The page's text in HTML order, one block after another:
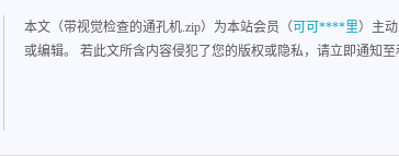
本文（带视觉检查的通孔机.zip）为本站会员（可可****里）主
或编辑。 若此文所含内容侵犯了您的版权或隐私，请立即通知